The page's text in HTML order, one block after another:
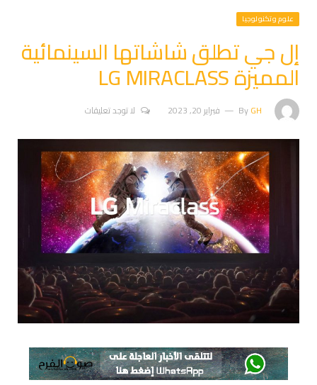
علوم وتكنولوجيا
إل جي تطلق شاشاتها السينمائية
المميزة LG MIRACLASS
ByGH فبراير 20, 2023 لا توجد تعليقات